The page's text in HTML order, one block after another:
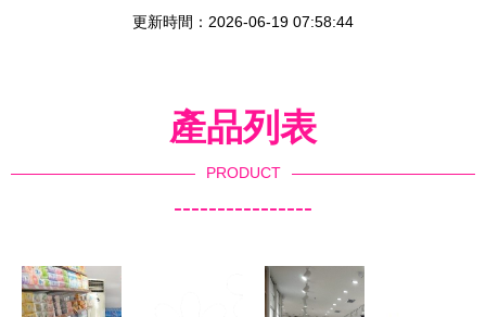
更新時間：2026-06-19 07:58:44
產品列表
PRODUCT
----------------